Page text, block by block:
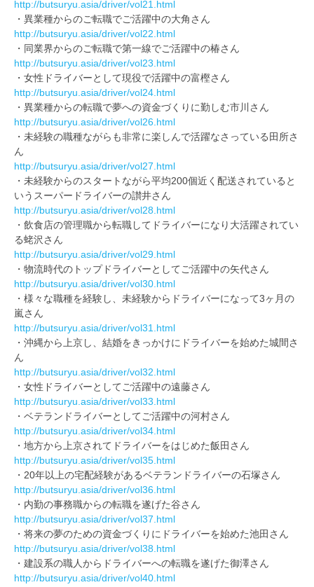
http://butsuryu.asia/driver/vol21.html
・異業種からのご転職でご活躍中の大角さん
http://butsuryu.asia/driver/vol22.html
・同業界からのご転職で第一線でご活躍中の椿さん
http://butsuryu.asia/driver/vol23.html
・女性ドライバーとして現役で活躍中の富樫さん
http://butsuryu.asia/driver/vol24.html
・異業種からの転職で夢への資金づくりに勤しむ市川さん
http://butsuryu.asia/driver/vol26.html
・未経験の職種ながらも非常に楽しんで活躍なさっている田所さ
ん
http://butsuryu.asia/driver/vol27.html
・未経験からのスタートながら平均200個近く配送されていると
いうスーパードライバーの讃井さん
http://butsuryu.asia/driver/vol28.html
・飲食店の管理職から転職してドライバーになり大活躍されてい
る蛯沢さん
http://butsuryu.asia/driver/vol29.html
・物流時代のトップドライバーとしてご活躍中の矢代さん
http://butsuryu.asia/driver/vol30.html
・様々な職種を経験し、未経験からドライバーになって3ヶ月の
嵐さん
http://butsuryu.asia/driver/vol31.html
・沖縄から上京し、結婚をきっかけにドライバーを始めた城間さ
ん
http://butsuryu.asia/driver/vol32.html
・女性ドライバーとしてご活躍中の遠藤さん
http://butsuryu.asia/driver/vol33.html
・ベテランドライバーとしてご活躍中の河村さん
http://butsuryu.asia/driver/vol34.html
・地方から上京されてドライバーをはじめた飯田さん
http://butsuryu.asia/driver/vol35.html
・20年以上の宅配経験があるベテランドライバーの石塚さん
http://butsuryu.asia/driver/vol36.html
・内勤の事務職からの転職を遂げた谷さん
http://butsuryu.asia/driver/vol37.html
・将来の夢のための資金づくりにドライバーを始めた池田さん
http://butsuryu.asia/driver/vol38.html
・建設系の職人からドライバーへの転職を遂げた御澤さん
http://butsuryu.asia/driver/vol40.html